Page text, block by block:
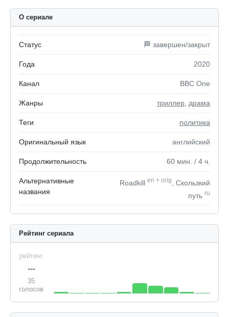
О сериале
Статус 🏁 завершен/закрыт
Года 2020
Канал BBC One
Жанры триллер драма
Теги политика
Оригинальный язык английский
Продолжительность 60 мин. / 4 ч.
Альтернативные
названия
Roadkill en + orig
, Скользкий
путь ru
Рейтинг сериала
рейтинг
---
35
голосов